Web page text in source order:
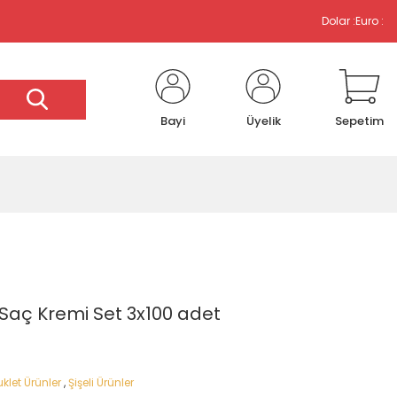
Dolar :Euro :
Bayi Üyelik Sepetim
Kremi Set 3x100 adet
Ürünler,Şişeli Ürünler